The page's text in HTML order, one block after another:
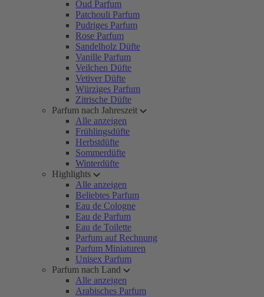
Oud Parfum
Patchouli Parfum
Pudriges Parfum
Rose Parfum
Sandelholz Düfte
Vanille Parfum
Veilchen Düfte
Vetiver Düfte
Würziges Parfum
Zitrische Düfte
Parfum nach Jahreszeit
Alle anzeigen
Frühlingsdüfte
Herbstdüfte
Sommerdüfte
Winterdüfte
Highlights
Alle anzeigen
Beliebtes Parfum
Eau de Cologne
Eau de Parfum
Eau de Toilette
Parfum auf Rechnung
Parfum Miniaturen
Unisex Parfum
Parfum nach Land
Alle anzeigen
Arabisches Parfum